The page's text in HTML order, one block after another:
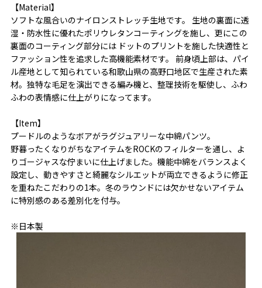
【Material】
ソフトな風合いのナイロンストレッチ生地です。 生地の裏面に透
湿・防水性に優れたポリウレタンコーティングを施し、更にこの
裏面のコーティング部分には ドットのプリントを施した快適性と
ファッション性を追求した高機能素材です。 前身頃上部は、パイ
ル産地として知られている和歌山県の高野口地区で生産された素
材。独特な毛足を演出できる編み機と、整理技術を駆使し、ふわ
ふわの表情感に仕上がりになってます。
【Item】
プードルのようなボアがラグジュアリーな中綿パンツ。
野暮ったくなりがちなアイテムをROCKのフィルターを通し、よ
りゴージャスな佇まいに仕上げました。機能中綿をバランスよく
設定し、動きやすさと綺麗なシルエットが両立できるように修正
を重ねたこだわりの1本。冬のラウンドには欠かせないアイテム
に特別感のある差別化を付与。
※日本製